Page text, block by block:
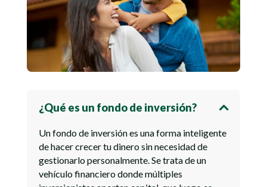
¿Qué es un fondo de inversión?
Un fondo de inversión es una forma inteligente
de hacer crecer tu dinero sin necesidad de
gestionarlo personalmente. Se trata de un
vehículo financiero donde múltiples